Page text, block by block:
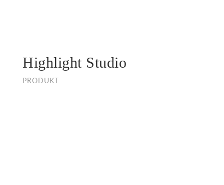
Highlight Studio
PRODUKT